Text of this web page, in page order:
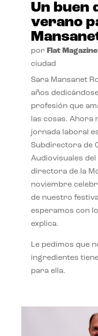
Un buen
verano
por Flat Magazine
ciudad
Sara Mansanet
años
profesión que
las cosas. Ahora
jornada laboral
Subdirectora de
Audiovisuales del
directora de la
noviembre
de nuestro
esperamos con
explica.
Le pedimos que
ingredientes
para ella.